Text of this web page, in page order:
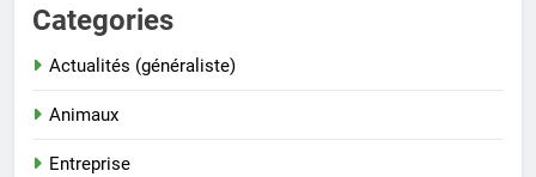
Categories
Actualités (généraliste)
Animaux
Entreprise